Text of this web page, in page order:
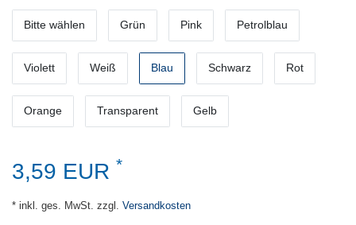
Bitte wählen Grün Pink Petrolblau
Violett Weiß Blau Schwarz Rot
Orange Transparent Gelb
3,59 EUR *
* inkl. ges. MwSt. zzgl. Versandkosten